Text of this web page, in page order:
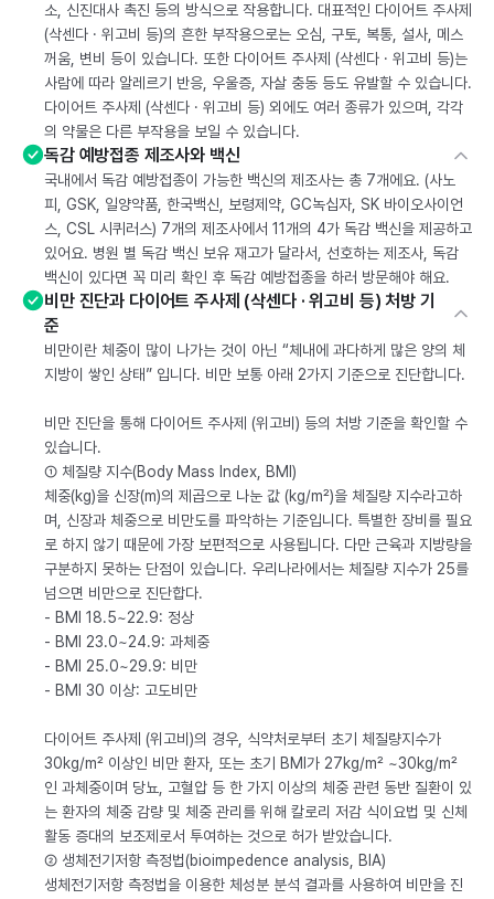
소, 신진대사 촉진 등의 방식으로 작용합니다. 대표적인 다이어트 주사제
(삭센다 · 위고비 등)의 흔한 부작용으로는 오심, 구토, 복통, 설사, 메스
꺼움, 변비 등이 있습니다. 또한 다이어트 주사제 (삭센다 · 위고비 등)는
사람에 따라 알레르기 반응, 우울증, 자살 충동 등도 유발할 수 있습니다.
다이어트 주사제 (삭센다 · 위고비 등) 외에도 여러 종류가 있으며, 각각
의 약물은 다른 부작용을 보일 수 있습니다.
독감 예방접종 제조사와 백신
국내에서 독감 예방접종이 가능한 백신의 제조사는 총 7개에요. (사노
피, GSK, 일양약품, 한국백신, 보령제약, GC녹십자, SK 바이오사이언
스, CSL 시퀴러스) 7개의 제조사에서 11개의 4가 독감 백신을 제공하고
있어요. 병원 별 독감 백신 보유 재고가 달라서, 선호하는 제조사, 독감
백신이 있다면 꼭 미리 확인 후 독감 예방접종을 하러 방문해야 해요.
비만 진단과 다이어트 주사제 (삭센다 · 위고비 등) 처방 기
준
비만이란 체중이 많이 나가는 것이 아닌 “체내에 과다하게 많은 양의 체
지방이 쌓인 상태” 입니다. 비만 보통 아래 2가지 기준으로 진단합니다.
비만 진단을 통해 다이어트 주사제 (위고비) 등의 처방 기준을 확인할 수
있습니다.
① 체질량 지수(Body Mass Index, BMI)
체중(kg)을 신장(m)의 제곱으로 나눈 값 (kg/m²)을 체질량 지수라고하
며, 신장과 체중으로 비만도를 파악하는 기준입니다. 특별한 장비를 필요
로 하지 않기 때문에 가장 보편적으로 사용됩니다. 다만 근육과 지방량을
구분하지 못하는 단점이 있습니다. 우리나라에서는 체질량 지수가 25를
넘으면 비만으로 진단합다.
- BMI 18.5~22.9: 정상
- BMI 23.0~24.9: 과체중
- BMI 25.0~29.9: 비만
- BMI 30 이상: 고도비만
다이어트 주사제 (위고비)의 경우, 식약처로부터 초기 체질량지수가
30kg/m² 이상인 비만 환자, 또는 초기 BMI가 27kg/m² ~30kg/m²
인 과체중이며 당뇨, 고혈압 등 한 가지 이상의 체중 관련 동반 질환이 있
는 환자의 체중 감량 및 체중 관리를 위해 칼로리 저감 식이요법 및 신체
활동 증대의 보조제로서 투여하는 것으로 허가 받았습니다.
② 생체전기저항 측정법(bioimpedence analysis, BIA)
생체전기저항 측정법을 이용한 체성분 분석 결과를 사용하여 비만을 진